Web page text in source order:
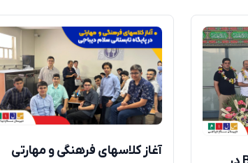
آغاز کلاسهای فرهنگی و مهارتی